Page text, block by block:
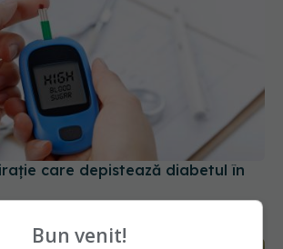
care depistează diabetul în
Bun venit!